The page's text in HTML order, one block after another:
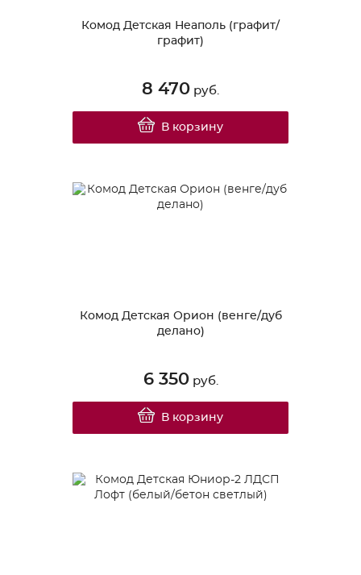
Комод Детская Неаполь (графит/
графит)
8 470 руб.
В корзину
Комод Детская Орион (венге/дуб
делано)
6 350руб.
В корзину